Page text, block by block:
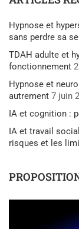
Hypnose et
sans perdre sa
TDAH adulte et
fonctionnement
Hypnose et
autrement 7 juin
IA et cognition :
IA et travail
risques et les